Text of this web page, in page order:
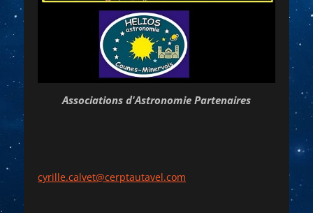
Associations d'Astronomie Partenaires
cyrille.calvet@cerptautavel.com